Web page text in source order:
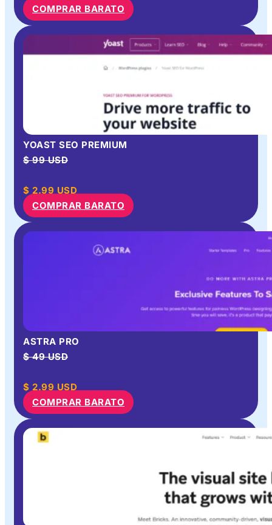
COMPRAR BARATO
YOAST SEO PREMIUM
$ 99 USD
$ 2.99 USD
COMPRAR BARATO
ASTRA PRO
$ 49 USD
$ 2.99 USD
COMPRAR BARATO